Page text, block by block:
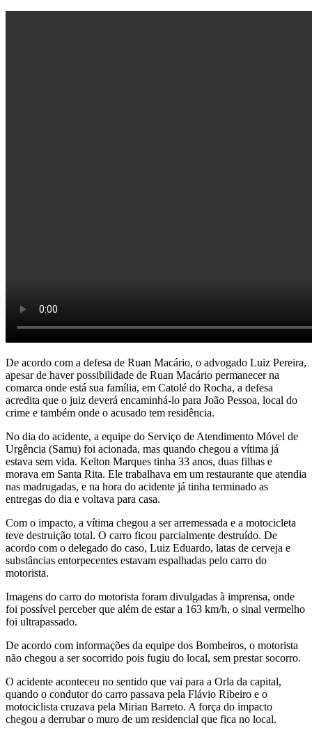
De acordo com a defesa de Ruan Macário, o advogado Luiz Pereira,
apesar de haver possibilidade de Ruan Macário permanecer na
comarca onde está sua família, em Catolé do Rocha, a defesa
acredita que o juiz deverá encaminhá-lo para João Pessoa, local do
crime e também onde o acusado tem residência.
No dia do acidente, a equipe do Serviço de Atendimento Móvel de
Urgência (Samu) foi acionada, mas quando chegou a vítima já
estava sem vida. Kelton Marques tinha 33 anos, duas filhas e
morava em Santa Rita. Ele trabalhava em um restaurante que atendia
nas madrugadas, e na hora do acidente já tinha terminado as
entregas do dia e voltava para casa.
Com o impacto, a vítima chegou a ser arremessada e a motocicleta
teve destruição total. O carro ficou parcialmente destruído. De
acordo com o delegado do caso, Luiz Eduardo, latas de cerveja e
substâncias entorpecentes estavam espalhadas pelo carro do
motorista.
Imagens do carro do motorista foram divulgadas à imprensa, onde
foi possível perceber que além de estar a 163 km/h, o sinal vermelho
foi ultrapassado.
De acordo com informações da equipe dos Bombeiros, o motorista
não chegou a ser socorrido pois fugiu do local, sem prestar socorro.
O acidente aconteceu no sentido que vai para a Orla da capital,
quando o condutor do carro passava pela Flávio Ribeiro e o
motociclista cruzava pela Mirian Barreto. A força do impacto
chegou a derrubar o muro de um residencial que fica no local.